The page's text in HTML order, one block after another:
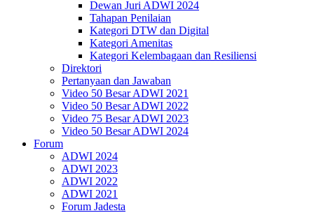
Dewan Juri ADWI 2024
Tahapan Penilaian
Kategori DTW dan Digital
Kategori Amenitas
Kategori Kelembagaan dan Resiliensi
Direktori
Pertanyaan dan Jawaban
Video 50 Besar ADWI 2021
Video 50 Besar ADWI 2022
Video 75 Besar ADWI 2023
Video 50 Besar ADWI 2024
Forum
ADWI 2024
ADWI 2023
ADWI 2022
ADWI 2021
Forum Jadesta